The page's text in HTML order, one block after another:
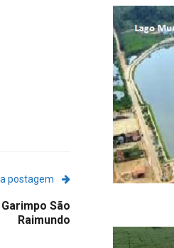
postagem
São
Raimundo